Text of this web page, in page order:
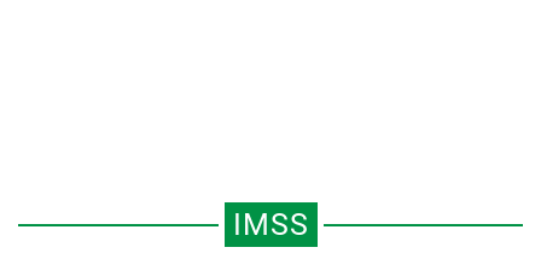
IMSS